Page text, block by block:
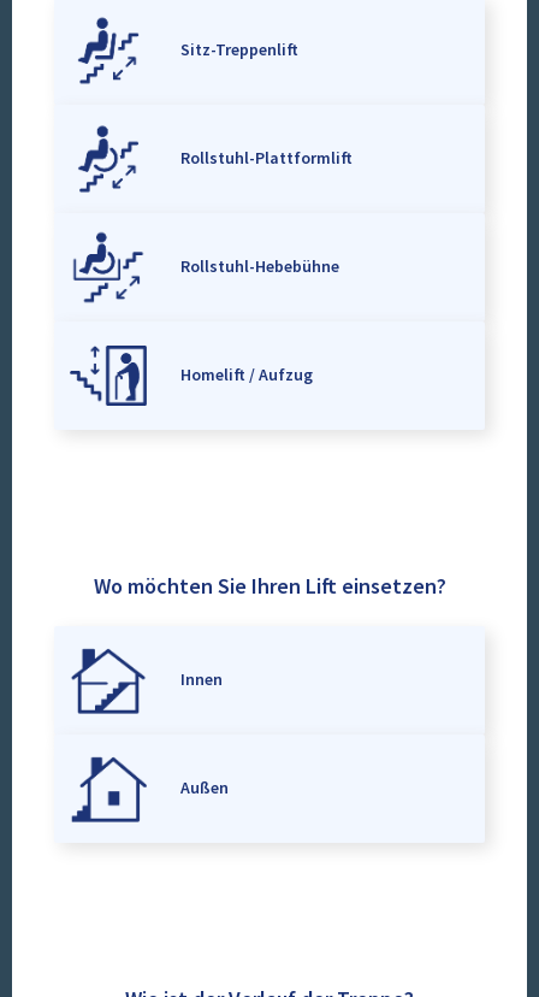
Sitz-Treppenlift
Rollstuhl-Plattformlift
Rollstuhl-Hebebühne
Homelift / Aufzug
Wo möchten Sie Ihren Lift einsetzen?
Innen
Außen